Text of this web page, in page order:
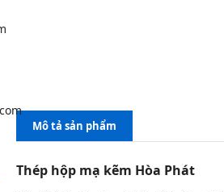
Mô tả sản phẩm
Thép hộp mạ kẽm Hòa Phát